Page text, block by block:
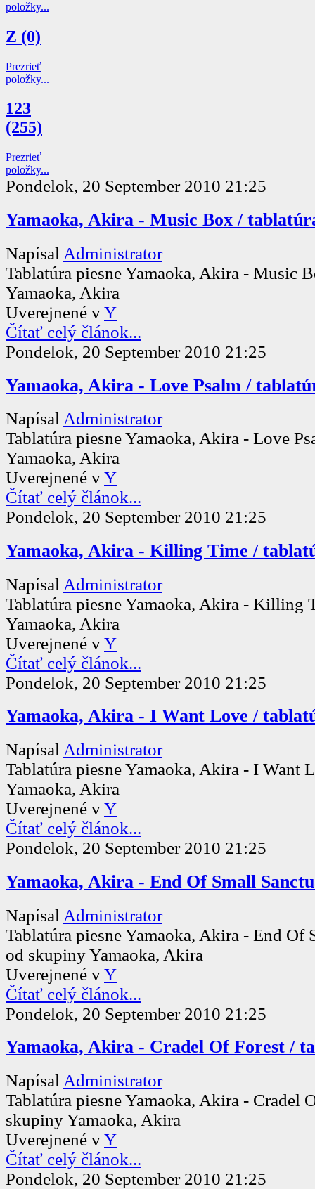
položky...
Z (0)
Prezrieť
položky...
123
(255)
Prezrieť
položky...
Pondelok, 20 September 2010 21:25
Yamaoka, Akira - Music Box /
Napísal Administrator
Tablatúra piesne Yamaoka, Akira - Music
Yamaoka, Akira
Uverejnené vY
Čítať celý článok...
Pondelok, 20 September 2010 21:25
Yamaoka, Akira - Love Psalm /
Napísal Administrator
Tablatúra piesne Yamaoka, Akira - Love
Yamaoka, Akira
Uverejnené vY
Čítať celý článok...
Pondelok, 20 September 2010 21:25
Yamaoka, Akira - Killing Time /
Napísal Administrator
Tablatúra piesne Yamaoka, Akira - Killing
Yamaoka, Akira
Uverejnené vY
Čítať celý článok...
Pondelok, 20 September 2010 21:25
Yamaoka, Akira - I Want Love /
Napísal Administrator
Tablatúra piesne Yamaoka, Akira - I Want
Yamaoka, Akira
Uverejnené vY
Čítať celý článok...
Pondelok, 20 September 2010 21:25
Yamaoka, Akira - End Of Small
Napísal Administrator
Tablatúra piesne Yamaoka, Akira - End Of
od skupiny Yamaoka, Akira
Uverejnené vY
Čítať celý článok...
Pondelok, 20 September 2010 21:25
Yamaoka, Akira - Cradel Of Forest /
Napísal Administrator
Tablatúra piesne Yamaoka, Akira - Cradel
skupiny Yamaoka, Akira
Uverejnené vY
Čítať celý článok...
Pondelok, 20 September 2010 21:25